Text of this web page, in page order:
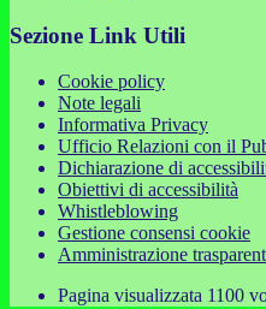
Sezione Link Utili
Cookie policy
Note legali
Informativa Privacy
Ufficio Relazioni con il
Dichiarazione di
Obiettivi di accessibilità
Whistleblowing
Gestione consensi cookie
Amministrazione
Pagina visualizzata 1100